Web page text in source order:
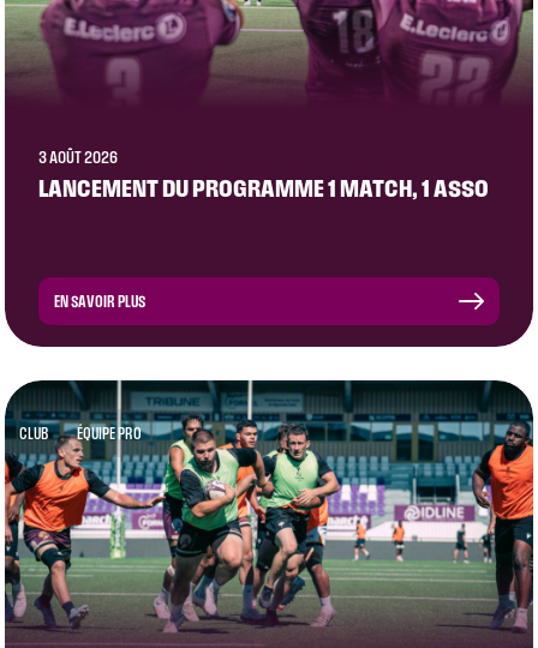
3 AOÛT 2026
LANCEMENT DU PROGRAMME 1 MATCH, 1 ASSO
EN SAVOIR PLUS
CLUB ÉQUIPE PRO